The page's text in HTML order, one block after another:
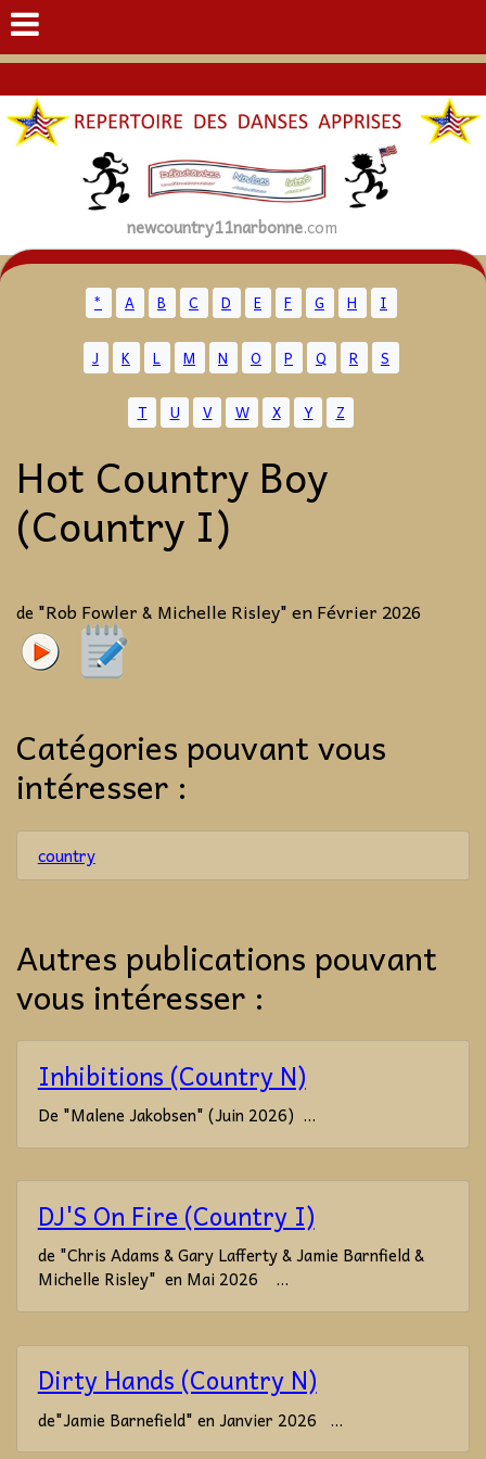
newcountry11narbonne.com
* A B C D E F G H I
J K L M N O P Q R S
T U V W X Y Z
Hot Country Boy
(Country I)
de "Rob Fowler & Michelle Risley" en Février 2026
Catégories pouvant vous
intéresser :
country
Autres publications pouvant
vous intéresser :
Inhibitions (Country N)
De "Malene Jakobsen" (Juin 2026) ...
DJ'S On Fire (Country I)
de "Chris Adams & Gary Lafferty & Jamie Barnfield &
Michelle Risley" en Mai 2026 ...
Dirty Hands (Country N)
de"Jamie Barnefield" en Janvier 2026 ...